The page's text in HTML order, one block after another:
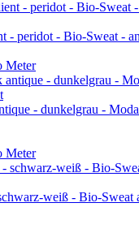
- peridot - Bio-Sweat -
Meter
- dunkelgrau -
Meter
weiß - Bio-Sweat